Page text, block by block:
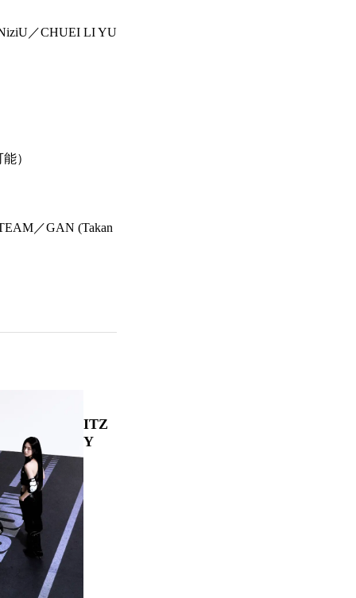
／CHUEI LI YU
）
／GAN (Takan
ITZ
Y